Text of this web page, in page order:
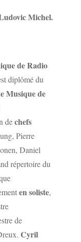
Michel.
de Radio
diplômé du
Musique de
dechefs
Pierre
Daniel
répertoire du
en soliste,
de
Cyril